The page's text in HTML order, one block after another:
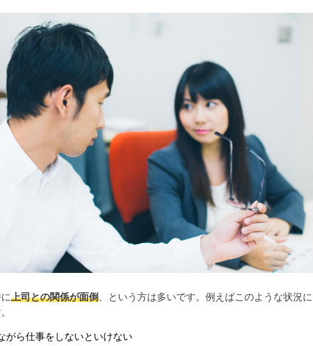
上司との関係が面倒 、という方は多いです。例えばこのような状況に
がら仕事をしないといけない